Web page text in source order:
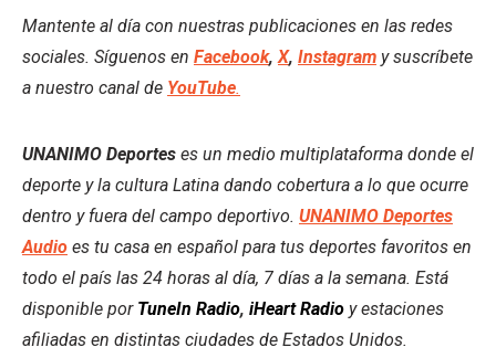
Mantente al día con nuestras publicaciones en las redes
sociales. Síguenos en Facebook,X, Instagram y suscríbete
a nuestro canal de YouTube.
UNANIMO Deportes es un medio multiplataforma donde el
deporte y la cultura Latina dando cobertura a lo que ocurre
dentro y fuera del campo deportivo. UNANIMO Deportes
Audio es tu casa en español para tus deportes favoritos en
todo el país las 24 horas al día, 7 días a la semana. Está
disponible por TuneIn Radio, iHeart Radio y estaciones
afiliadas en distintas ciudades de Estados Unidos.